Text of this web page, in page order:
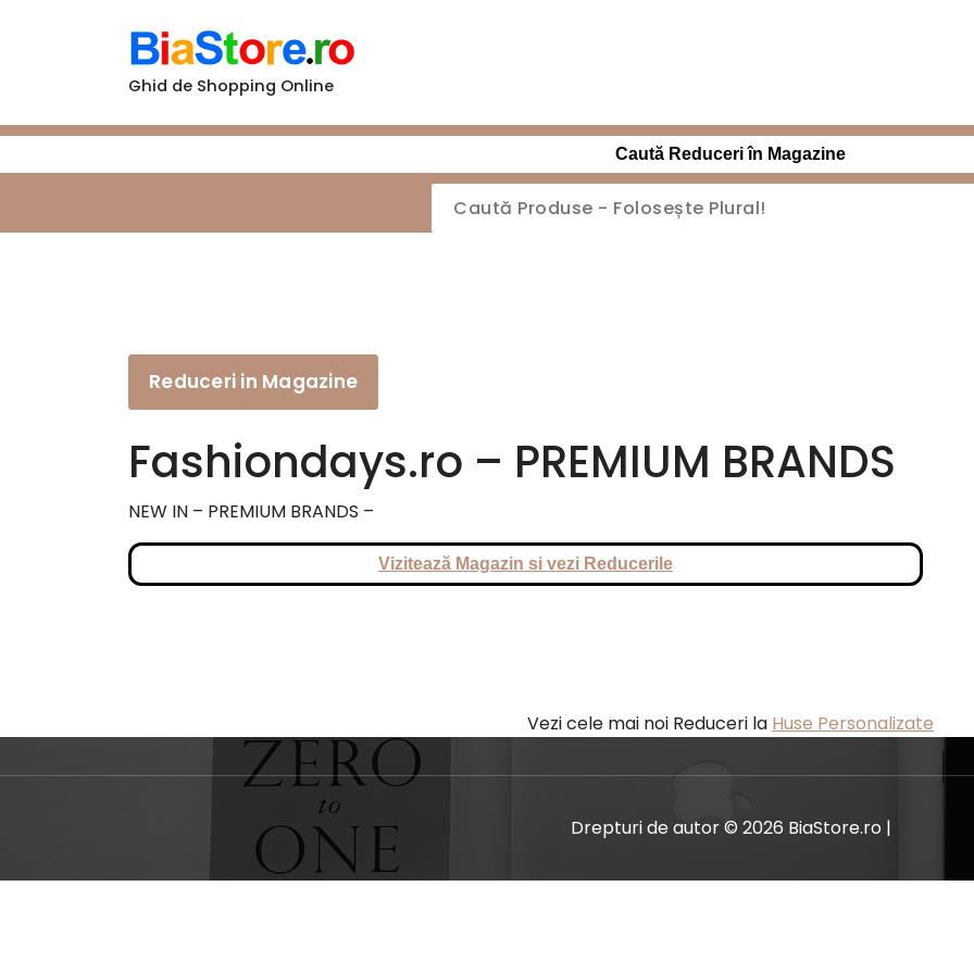
Ghid de Shopping Online
Caută Reduceri în Magazine
Reduceri in Magazine
Fashiondays.ro – PREMIUM BRANDS
NEW IN – PREMIUM BRANDS –
Vizitează Magazin si vezi Reducerile
Vezi cele mai noi Reduceri la Huse Personalizate
Drepturi de autor © 2026 BiaStore.ro |